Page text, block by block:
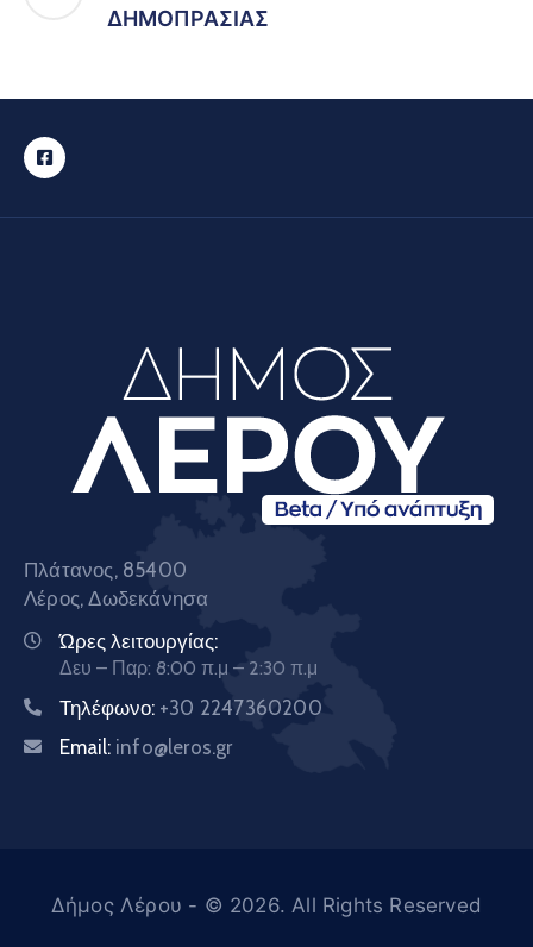
ΔΗΜΟΠΡΑΣΙΑΣ
Πλάτανος, 85400
Λέρος, Δωδεκάνησα
Ώρες λειτουργίας:
Δευ – Παρ: 8:00 π.μ – 2:30 π.μ
Τηλέφωνο: +30 2247360200
Email: info@leros.gr
Δήμος Λέρου - © 2026. All Rights Reserved